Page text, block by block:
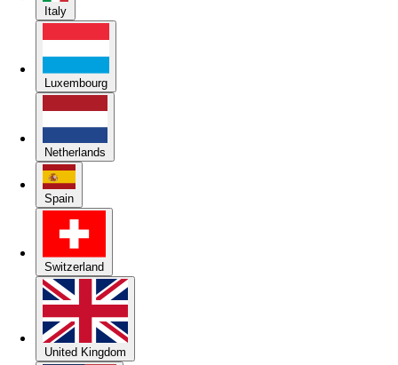
Italy
Luxembourg
Netherlands
Spain
Switzerland
United Kingdom